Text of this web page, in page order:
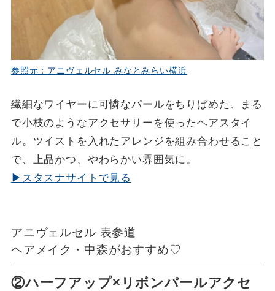
参照元：アニヴェルセル みなとみらい横浜
繊細なワイヤーに可憐なパールをちりばめた、まる
で小枝のようなアクセサリーを使ったヘアスタイ
ル。ツイストを入れたアレンジを組み合わせること
で、上品かつ、やわらかい雰囲気に。
▶スタスナサイトで見る
アニヴェルセル 表参道
ヘアメイク・中森がおすすめ♡
②ハーフアップ×リボンパールアクセ